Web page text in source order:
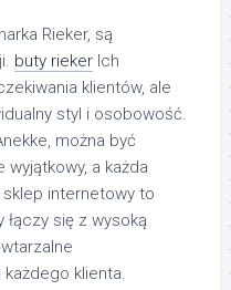
Rieker, są
buty rieker Ich
klientów, ale
styl i osobowość.
można być
wyjątkowy, a każda
sklep internetowy to
się z wysoką
klienta.